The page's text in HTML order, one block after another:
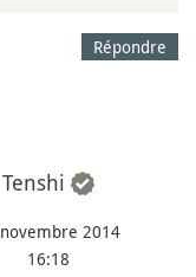
Répondre
Tenshi
2014
16:18